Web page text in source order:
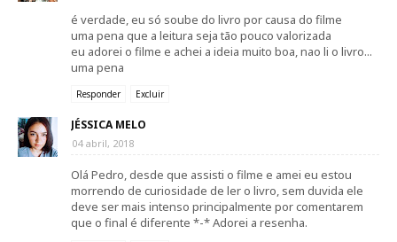
é verdade, eu só soube do livro por causa do filme
uma pena que a leitura seja tão pouco valorizada
eu adorei o filme e achei a ideia muito boa, nao li o livro...
uma pena
Responder Excluir
JÉSSICA MELO
04 abril, 2018
Olá Pedro, desde que assisti o filme e amei eu estou
morrendo de curiosidade de ler o livro, sem duvida ele
deve ser mais intenso principalmente por comentarem
que o final é diferente *-* Adorei a resenha.